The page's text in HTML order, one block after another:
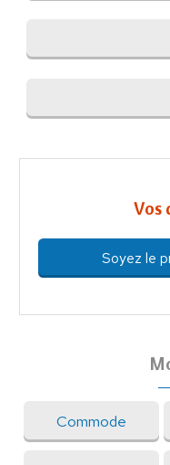
Vos
Soyez le
Commode